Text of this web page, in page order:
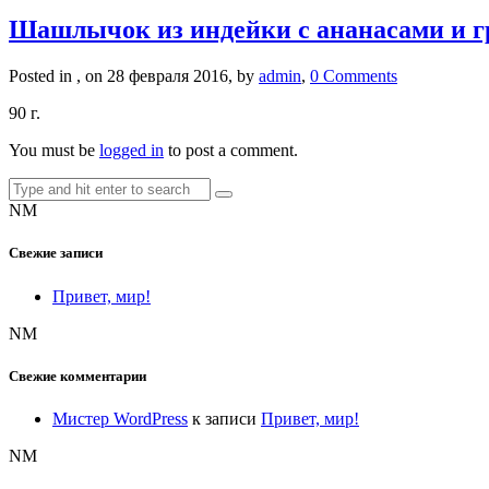
Шашлычок из индейки с ананасами и
Posted in , on 28 февраля 2016, by admin, 0 Comments
90 г.
You must be logged in to post a comment.
NM
Свежие записи
Привет, мир!
NM
Свежие комментарии
Мистер WordPress к записи Привет, мир!
NM